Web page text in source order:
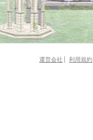
運営会社 利用規約